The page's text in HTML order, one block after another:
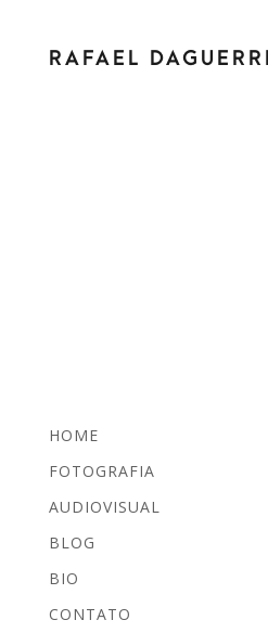
RAFAEL
HOME
FOTOGRAFIA
AUDIOVISUAL
BLOG
BIO
CONTATO